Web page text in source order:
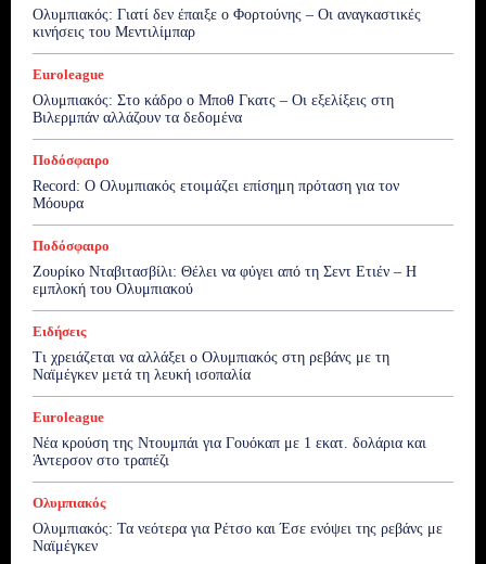
Ολυμπιακός: Γιατί δεν έπαιξε ο Φορτούνης – Οι αναγκαστικές
κινήσεις του Μεντιλίμπαρ
Euroleague
Ολυμπιακός: Στο κάδρο ο Μποθ Γκατς – Οι εξελίξεις στη
Βιλερμπάν αλλάζουν τα δεδομένα
Ποδόσφαιρο
Record: Ο Ολυμπιακός ετοιμάζει επίσημη πρόταση για τον
Μόουρα
Ποδόσφαιρο
Ζουρίκο Νταβιτασβίλι: Θέλει να φύγει από τη Σεντ Ετιέν – Η
εμπλοκή του Ολυμπιακού
Ειδήσεις
Τι χρειάζεται να αλλάξει ο Ολυμπιακός στη ρεβάνς με τη
Ναϊμέγκεν μετά τη λευκή ισοπαλία
Euroleague
Νέα κρούση της Ντουμπάι για Γουόκαπ με 1 εκατ. δολάρια και
Άντερσον στο τραπέζι
Ολυμπιακός
Ολυμπιακός: Τα νεότερα για Ρέτσο και Έσε ενόψει της ρεβάνς με
Ναϊμέγκεν